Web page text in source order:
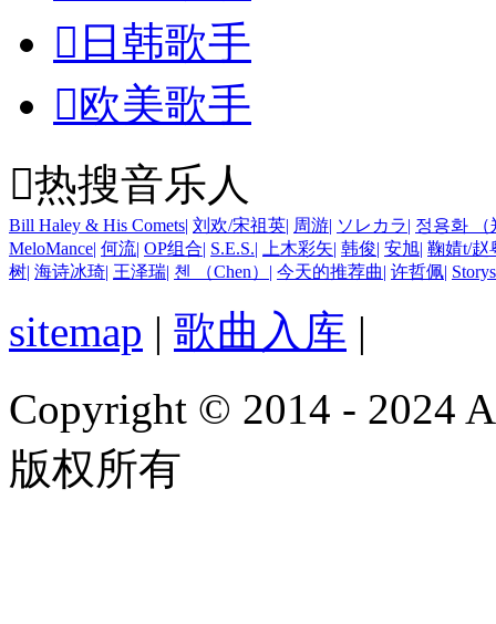
 日韩歌手
欧美歌手
热搜音乐人
Bill Haley & His Comets| 刘欢/宋祖英| 周游| ソレカラ| 정용화 （
MeloMance| 何流| OP组合| S.E.S.| 上木彩矢| 韩俊| 安旭| 鞠婧t/赵
树| 海诗冰琦| 王泽瑞| 첸 （Chen） | 今天的推荐曲| 许哲佩|
sitemap | 歌曲入库 |
Copyright © 2014 - 2024
版权所有